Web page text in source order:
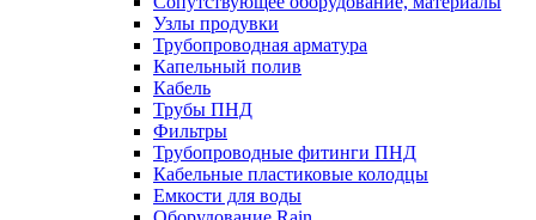
Узлы продувки
Трубопроводная арматура
Капельный полив
Кабель
Трубы ПНД
Фильтры
Трубопроводные фитинги ПНД
Кабельные пластиковые колодцы
Емкости для воды